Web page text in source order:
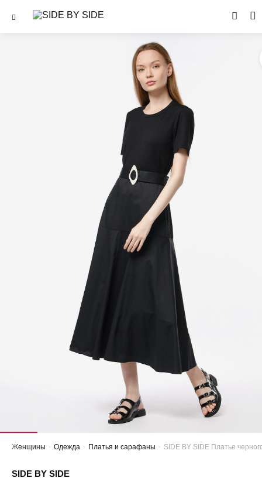
Женщины Одежда Платья и сарафаны SIDE BY SIDE Платье
SIDE BY SIDE